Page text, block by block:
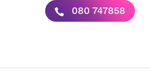
080 747858